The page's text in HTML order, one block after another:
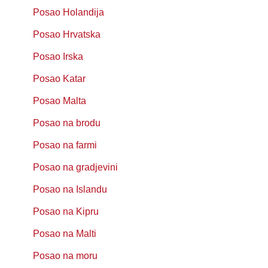
Posao Holandija
Posao Hrvatska
Posao Irska
Posao Katar
Posao Malta
Posao na brodu
Posao na farmi
Posao na gradjevini
Posao na Islandu
Posao na Kipru
Posao na Malti
Posao na moru